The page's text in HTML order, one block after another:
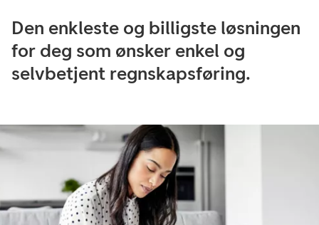
Den enkleste og billigste løsningen
for deg som ønsker enkel og
selvbetjent regnskapsføring.